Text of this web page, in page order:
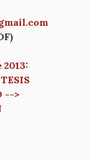
2013:
-->